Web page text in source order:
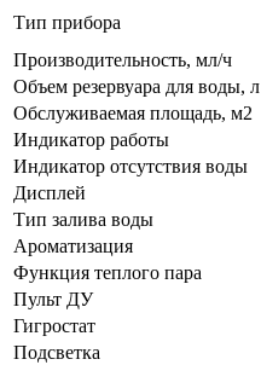
Тип прибора
Производительность, мл/ч
Объем резервуара для воды, л
Обслуживаемая площадь, м2
Индикатор работы
Индикатор отсутствия воды
Дисплей
Тип залива воды
Ароматизация
Функция теплого пара
Пульт ДУ
Гигростат
Подсветка